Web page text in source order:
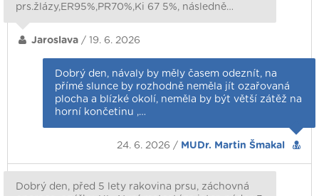
prs.žlázy,ER95%,PR70%,Ki 67 5%, následně…
Jaroslava / 19. 6. 2026
Dobrý den, návaly by měly časem odeznít, na
přímé slunce by rozhodně neměla jít ozařovaná
plocha a blízké okolí, neměla by být větší zátěž na
horní končetinu ,…
24. 6. 2026 / MUDr. Martin Šmakal
Dobrý den, před 5 lety rakovina prsu, záchovná